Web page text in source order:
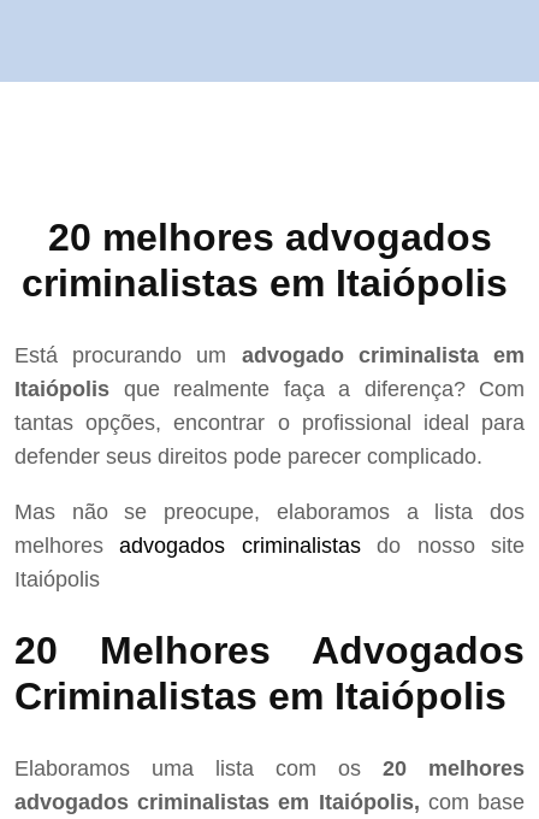
20 melhores advogados
criminalistas em Itaiópolis
Está procurando um advogado criminalista em
Itaiópolis que realmente faça a diferença? Com
tantas opções, encontrar o profissional ideal para
defender seus direitos pode parecer complicado.
Mas não se preocupe, elaboramos a lista dos
melhoresadvogados criminalistasdo nosso site
Itaiópolis
20 Melhores Advogados
Criminalistas em Itaiópolis
Elaboramos uma lista com os 20 melhores
advogados criminalistas em Itaiópolis, com base